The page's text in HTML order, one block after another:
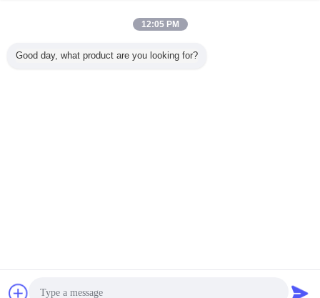
12:05 PM
Good day, what product are you looking for?